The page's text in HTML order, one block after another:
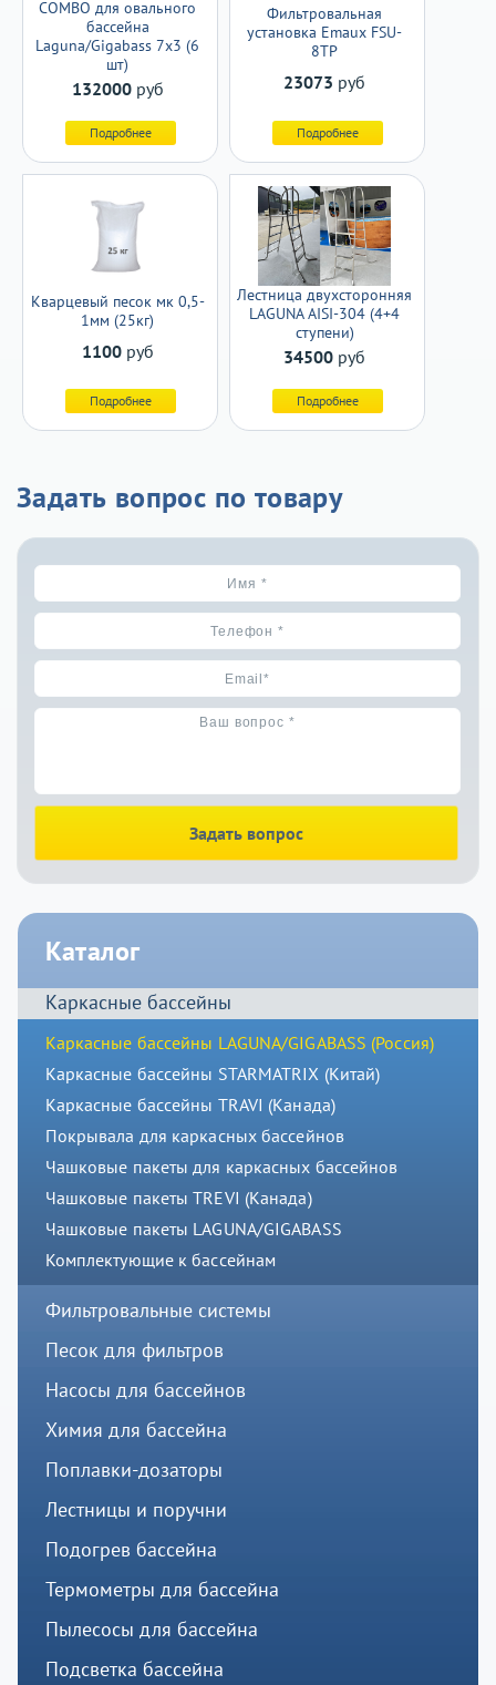
COMBO для овального
бассейна
Laguna/Gigabass 7х3 (6
шт)
132000руб
Подробнее
Фильтровальная
установка Emaux FSU-
8TP
23073 руб
Подробнее
Кварцевый песок мк 0,5-
1мм (25кг)
1100руб
Подробнее
Лестница двухсторонняя
LAGUNA AISI-304 (4+4
ступени)
34500 руб
Подробнее
Задать вопрос по товару
Задать вопрос
Каталог
Каркасные бассейны
Каркасные бассейны LAGUNA/GIGABASS (Россия)
Каркасные бассейны STARMATRIX (Китай)
Каркасные бассейны TRAVI (Канада)
Покрывала для каркасных бассейнов
Чашковые пакеты для каркасных бассейнов
Чашковые пакеты TREVI (Канада)
Чашковые пакеты LAGUNA/GIGABASS
Комплектующие к бассейнам
Фильтровальные системы
Песок для фильтров
Насосы для бассейнов
Химия для бассейна
Поплавки-дозаторы
Лестницы и поручни
Подогрев бассейна
Термометры для бассейна
Пылесосы для бассейна
Подсветка бассейна